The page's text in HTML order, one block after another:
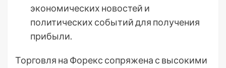
экономических новостей и
политических событий для получения
прибыли.
Торговля на Форекс сопряжена с высокими